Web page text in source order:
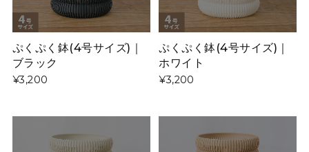
ぷくぷく鉢(4号サイズ)｜
ブラック
¥3,200
ぷくぷく鉢(4号サイズ)｜
ホワイト
¥3,200